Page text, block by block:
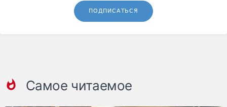
Автосервис,
запчасти, шины
Дзен
ПОДПИСАТЬСЯ
Самое читаемое